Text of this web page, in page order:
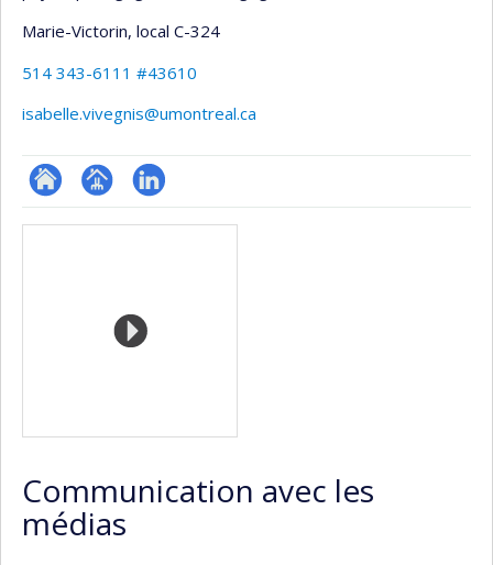
Marie-Victorin, local C-324
514 343-6111 #43610
isabelle.vivegnis@umontreal.ca
ResearchGate
Page LinkedIn
Médias
Communication avec les
médias